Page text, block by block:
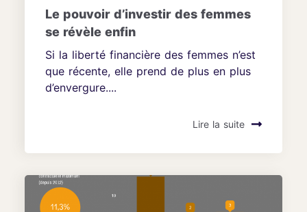
Le pouvoir d’investir des femmes
se révèle enfin
Si la liberté financière des femmes n’est
que récente, elle prend de plus en plus
d’envergure....
Lire la suite